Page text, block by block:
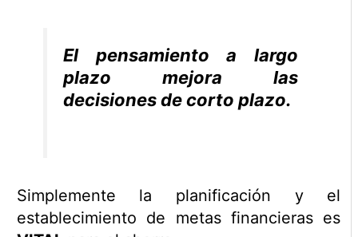
El pensamiento a largo
plazo mejora las
decisiones de corto plazo.
Simplemente la planificación y el
establecimiento de metas financieras es